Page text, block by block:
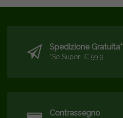
Spedizione Gratuita*
*se Superi € 59,9
Contrassegno